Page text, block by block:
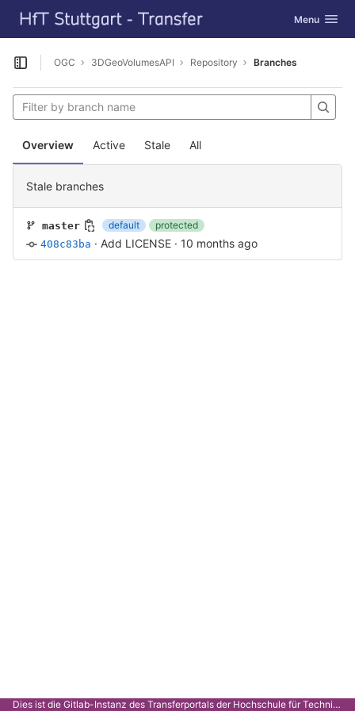
Skip to content
GitLab Toggle
Menu
Open sidebar
OGC 3DGeoVolumesAPI Repository Branches
Overview Active Stale All
Stale branches
master default
protected
408c83ba · Add LICENSE · 10 months ago
Dies ist die Gitlab-Instanz des Transferportals der Hochschule für Technik Stuttgart.